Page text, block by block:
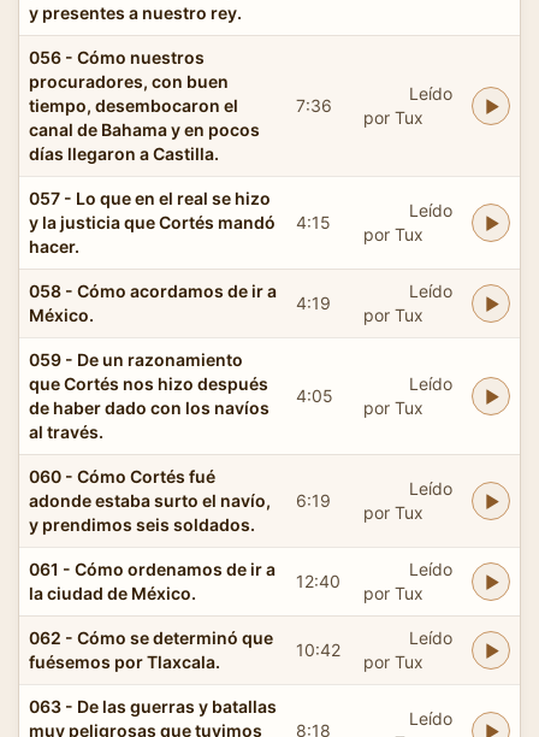
y presentes a nuestro rey.
056 - Cómo nuestros
procuradores, con buen
tiempo, desembocaron el
canal de Bahama y en pocos
días llegaron a Castilla.
7:36
Leído
por Tux
057 - Lo que en el real se hizo
y la justicia que Cortés mandó
hacer.
4:15
Leído
por Tux
058 - Cómo acordamos de ir a
México.
4:19
Leído
por Tux
059 - De un razonamiento
que Cortés nos hizo después
de haber dado con los navíos
al través.
4:05
Leído
por Tux
060 - Cómo Cortés fué
adonde estaba surto el navío,
y prendimos seis soldados.
6:19
Leído
por Tux
061 - Cómo ordenamos de ir a
la ciudad de México.
12:40
Leído
por Tux
062 - Cómo se determinó que
fuésemos por Tlaxcala.
10:42
Leído
por Tux
063 - De las guerras y batallas
muy peligrosas que tuvimos
8:18
Leído